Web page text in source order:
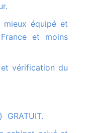
et moins
GRATUIT.